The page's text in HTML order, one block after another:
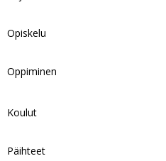
Opiskelu
Oppiminen
Koulut
Päihteet